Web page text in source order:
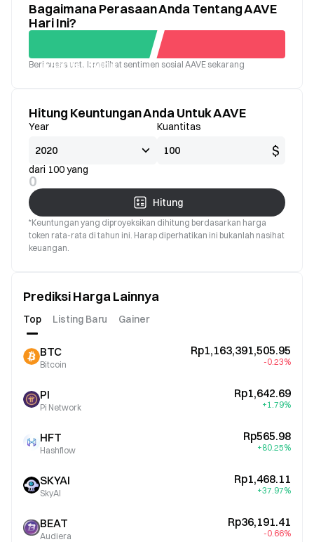
Bagaimana Perasaan Anda Tentang AAVE
Hari Ini?
Bagus Buruk
Beri suara untuk melihat sentimen sosial AAVE sekarang
Hitung Keuntungan Anda Untuk AAVE
Year Kuantitas
$
dari 100 yang
0
Hitung
*Keuntungan yang diproyeksikan dihitung berdasarkan harga
token rata-rata di tahun ini. Harap diperhatikan ini bukanlah nasihat
keuangan.
Prediksi Harga Lainnya
Top Listing Baru Gainer
BTC
Bitcoin
Rp1,163,391,505.95
-0.23%
PI
Pi Network
Rp1,642.69
+1.79%
HFT
Hashflow
Rp565.98
+80.25%
SKYAI
SkyAI
Rp1,468.11
+37.97%
BEAT
Audiera
Rp36,191.41
-0.66%